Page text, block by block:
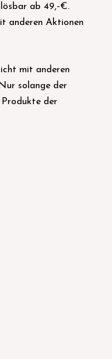
ab 49,-€.
anderen Aktionen
mit anderen
solange der
der